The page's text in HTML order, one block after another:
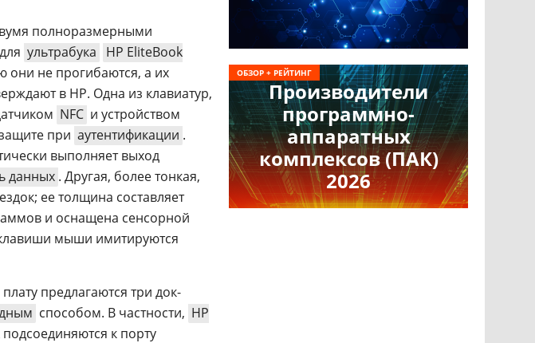
полноразмерными
ультрабука
HP EliteBook
не прогибаются, а их
в HP. Одна из клавиатур,
NFC и устройством
при аутентификации .
выполняет выход
данных . Другая, более тонкая,
ее толщина составляет
и оснащена сенсорной
мыши имитируются
предлагаются три док-
способом. В частности, HP
к порту
Производители
программно-
аппаратных
комплексов (ПАК)
2026
ОБЗОР + РЕЙТИНГ